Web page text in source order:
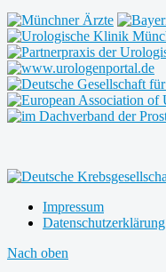
Impressum
Datenschutzerklärung
Nach oben